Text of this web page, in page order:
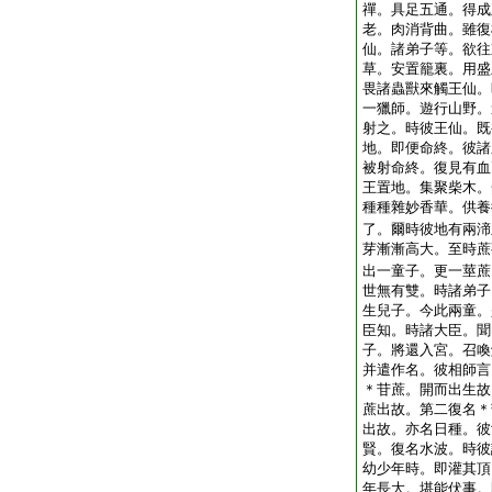
禪。具足五通。得
老。肉消背曲。雖
仙。諸弟子等。欲
草。安置籠裏。用
畏諸蟲獸來觸王仙
一獵師。遊行山野
射之。時彼王仙。
地。即便命終。彼
被射命終。復見有
王置地。集聚柴木
種種雜妙香華。供
了。爾時彼地有兩
芽漸漸高大。至時
出一童子。更一莖
世無有雙。時諸弟
生兒子。今此兩童
臣知。時諸大臣。
子。將還入宮。召
并遣作名。彼相師
＊苷蔗。開而出生
蔗出故。第二復名
出故。亦名日種。
賢。復名水波。時
幼少年時。即灌其
年長大。堪能伏事